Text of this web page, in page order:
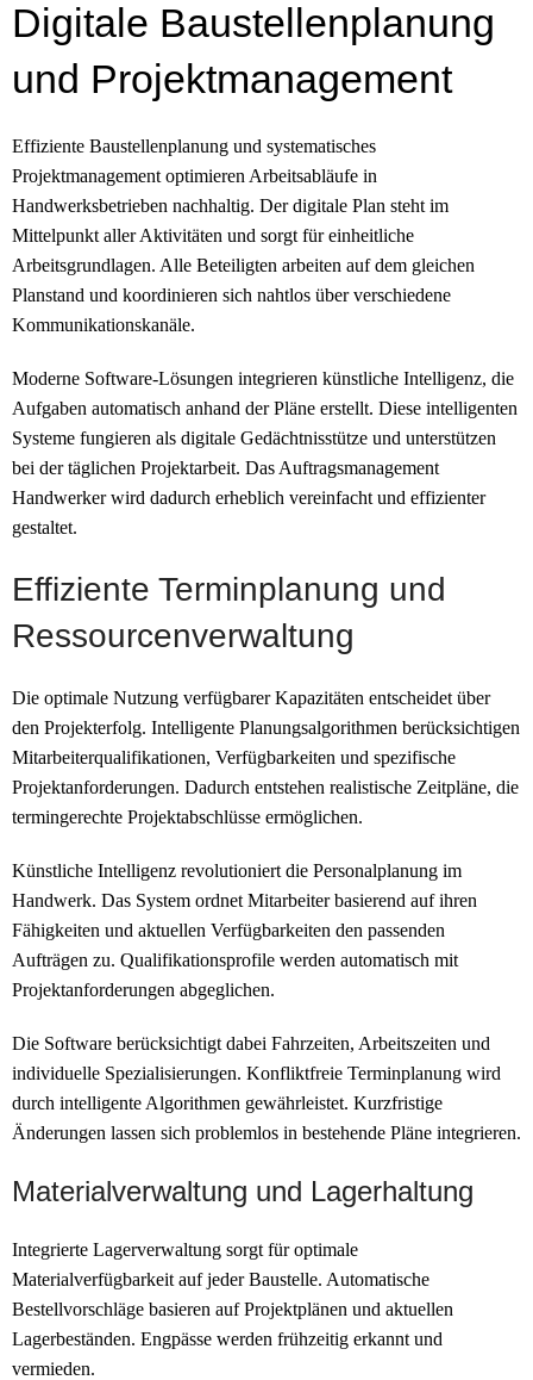
Digitale Baustellenplanung
und Projektmanagement
Effiziente Baustellenplanung und systematisches
Projektmanagement optimieren Arbeitsabläufe in
Handwerksbetrieben nachhaltig. Der digitale Plan steht im
Mittelpunkt aller Aktivitäten und sorgt für einheitliche
Arbeitsgrundlagen. Alle Beteiligten arbeiten auf dem gleichen
Planstand und koordinieren sich nahtlos über verschiedene
Kommunikationskanäle.
Moderne Software-Lösungen integrieren künstliche Intelligenz, die
Aufgaben automatisch anhand der Pläne erstellt. Diese intelligenten
Systeme fungieren als digitale Gedächtnisstütze und unterstützen
bei der täglichen Projektarbeit. Das Auftragsmanagement
Handwerker wird dadurch erheblich vereinfacht und effizienter
gestaltet.
Effiziente Terminplanung und
Ressourcenverwaltung
Die optimale Nutzung verfügbarer Kapazitäten entscheidet über
den Projekterfolg. Intelligente Planungsalgorithmen berücksichtigen
Mitarbeiterqualifikationen, Verfügbarkeiten und spezifische
Projektanforderungen. Dadurch entstehen realistische Zeitpläne, die
termingerechte Projektabschlüsse ermöglichen.
Künstliche Intelligenz revolutioniert die Personalplanung im
Handwerk. Das System ordnet Mitarbeiter basierend auf ihren
Fähigkeiten und aktuellen Verfügbarkeiten den passenden
Aufträgen zu. Qualifikationsprofile werden automatisch mit
Projektanforderungen abgeglichen.
Die Software berücksichtigt dabei Fahrzeiten, Arbeitszeiten und
individuelle Spezialisierungen. Konfliktfreie Terminplanung wird
durch intelligente Algorithmen gewährleistet. Kurzfristige
Änderungen lassen sich problemlos in bestehende Pläne integrieren.
Materialverwaltung und Lagerhaltung
Integrierte Lagerverwaltung sorgt für optimale
Materialverfügbarkeit auf jeder Baustelle. Automatische
Bestellvorschläge basieren auf Projektplänen und aktuellen
Lagerbeständen. Engpässe werden frühzeitig erkannt und
vermieden.